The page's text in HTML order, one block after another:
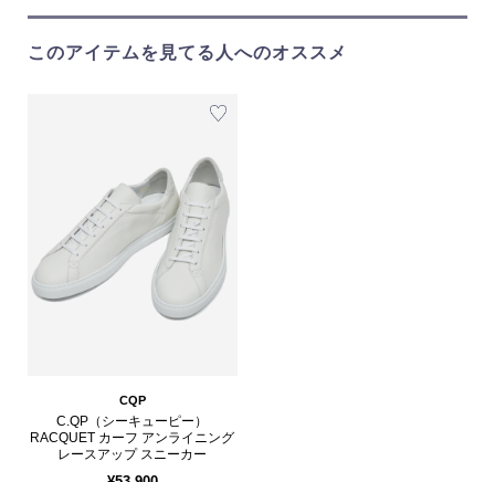
このアイテムを見てる人へのオススメ
CQP
C.QP（シーキューピー）
RACQUET カーフ アンライニング
レースアップ スニーカー